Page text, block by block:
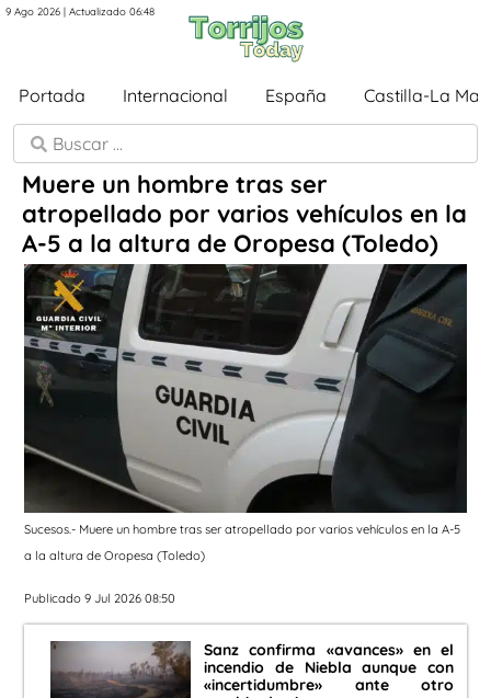
9 Ago 2026 | Actualizado 06:48
Portada Internacional España Castilla-La
Muere un hombre tras ser
atropellado por varios vehículos en la
A-5 a la altura de Oropesa (Toledo)
Sucesos.- Muere un hombre tras ser atropellado por varios vehículos en la A-5
a la altura de Oropesa (Toledo)
Publicado 9 Jul 2026 08:50
Sanz confirma «avances» en el
incendio de Niebla aunque con
«incertidumbre» ante otro